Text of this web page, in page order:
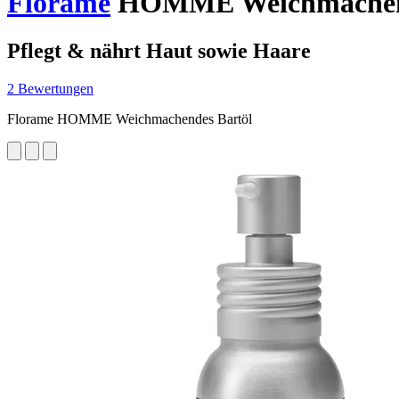
Pflegt & nährt Haut sowie Haare
2 Bewertungen
Florame HOMME Weichmachendes Bartöl